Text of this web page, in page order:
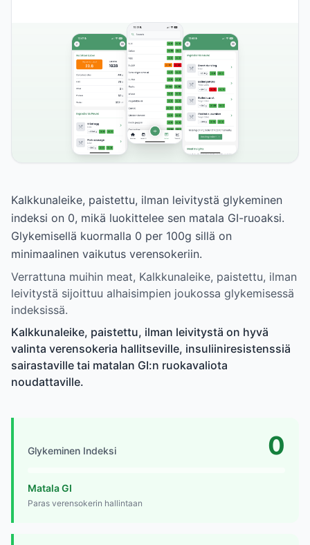
Kalkkunaleike, paistettu, ilman leivitystä glykeminen
indeksi on 0, mikä luokittelee sen matala GI-ruoaksi.
Glykemisellä kuormalla 0 per 100g sillä on
minimaalinen vaikutus verensokeriin.
Verrattuna muihin meat, Kalkkunaleike, paistettu, ilman
leivitystä sijoittuu alhaisimpien joukossa glykemisessä
indeksissä.
Kalkkunaleike, paistettu, ilman leivitystä on hyvä
valinta verensokeria hallitseville, insuliiniresistenssiä
sairastaville tai matalan GI:n ruokavaliota
noudattaville.
Glykeminen Indeksi 0
Matala GI
Paras verensokerin hallintaan